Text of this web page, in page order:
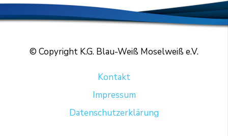
© Copyright K.G. Blau-Weiß Moselweiß e.V.
Kontakt
Impressum
Datenschutzerklärung